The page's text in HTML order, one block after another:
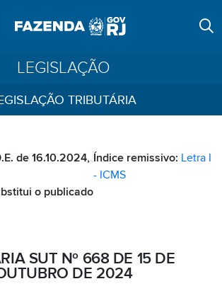
LEGISLAÇÃO
TRIBUTÁRIA
de 16.10.2024,
o publicado
Índice remissivo: Letra I
- ICMS
SUT Nº 668 DE 15 DE
DE 2024